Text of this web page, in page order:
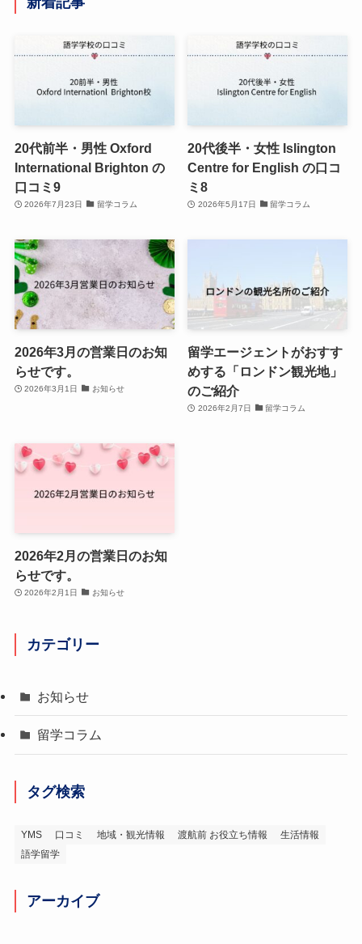
20代前半・男性 Oxford
International Brighton の
口コミ9
2026年7月23日 留学コラム
20代後半・女性 Islington
Centre for English の口コ
ミ8
2026年5月17日 留学コラム
2026年3月の営業日のお知
らせです。
2026年3月1日 お知らせ
留学エージェントがおすす
めする「ロンドン観光地」
のご紹介
2026年2月7日 留学コラム
2026年2月の営業日のお知
らせです。
2026年2月1日 お知らせ
カテゴリー
お知らせ
留学コラム
タグ検索
YMS 口コミ 地域・観光情報 渡航前 お役立ち情報
生活情報
語学留学
アーカイブ